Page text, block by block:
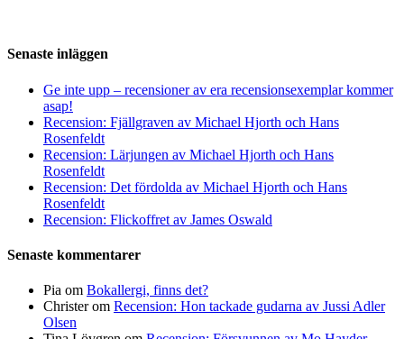
Senaste inläggen
Ge inte upp – recensioner av era recensionsexemplar kommer
asap!
Recension: Fjällgraven av Michael Hjorth och Hans
Rosenfeldt
Recension: Lärjungen av Michael Hjorth och Hans
Rosenfeldt
Recension: Det fördolda av Michael Hjorth och Hans
Rosenfeldt
Recension: Flickoffret av James Oswald
Senaste kommentarer
Pia om Bokallergi, finns det?
Christerom Recension: Hon tackade gudarna av Jussi Adler
Olsen